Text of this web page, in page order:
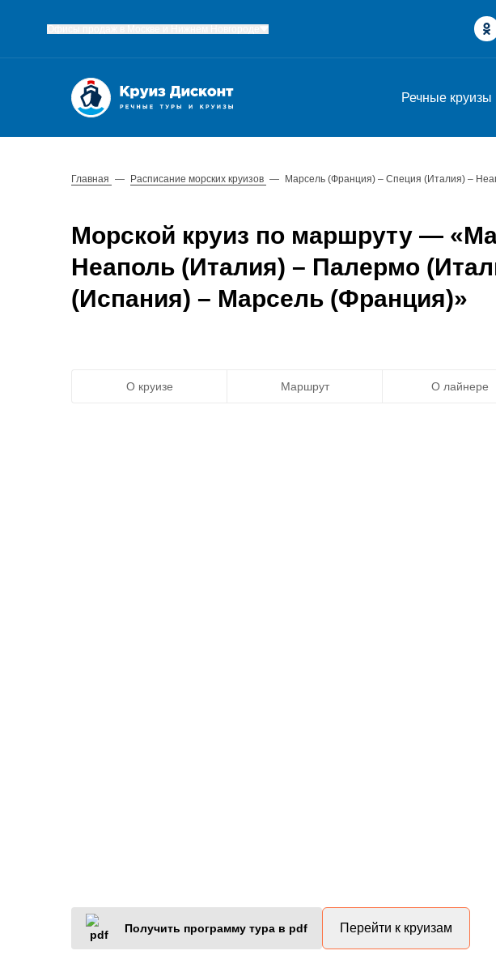
Речные круизы
Главная — Расписание морских круизов — Марсель (Франция) – Специя (Италия) –
Морской круиз по маршруту —
Неаполь (Италия) – Палермо
(Испания) – Марсель (Франция)»
О круизе Маршрут О лайнере
Получить программу тура в pdf Перейти к круизам